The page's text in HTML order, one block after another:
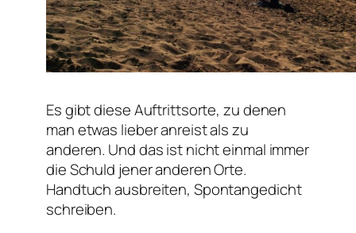
Es gibt diese Auftrittsorte, zu denen
man etwas lieber anreist als zu
anderen. Und das ist nicht einmal immer
die Schuld jener anderen Orte.
Handtuch ausbreiten, Spontangedicht
schreiben.